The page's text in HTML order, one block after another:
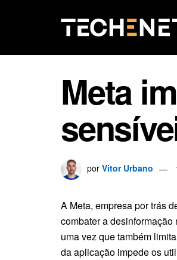
Meta
por Vitor Urbano
A Meta, empresa por trás
combater a
uma vez que também
da aplicação impede os